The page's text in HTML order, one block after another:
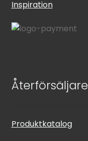
Inspiration
Återförsäljare
Produktkatalog